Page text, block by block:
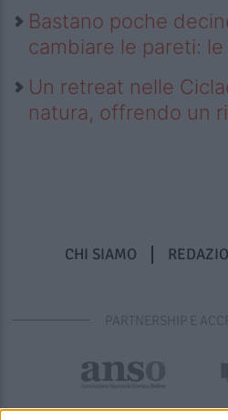
Bastano poche
cambiare le pareti:
Un retreat nelle
natura, offrendo un
CHI SIAMO
PARTNERSHIP E